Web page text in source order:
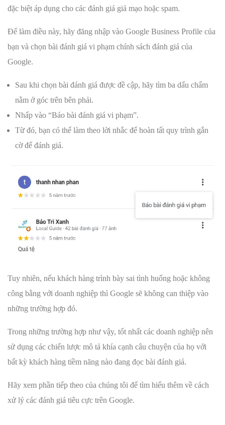
đặc biệt áp dụng cho các đánh giá giả mạo hoặc spam.
Để làm điều này, hãy đăng nhập vào Google Business Profile của
bạn và chọn bài đánh giá vi phạm chính sách đánh giá của
Google.
Sau khi chọn bài đánh giá được đề cập, hãy tìm ba dấu chấm
nằm ở góc trên bên phải.
Nhấp vào “Báo bài đánh giá vi phạm”.
Từ đó, bạn có thể làm theo lời nhắc để hoàn tất quy trình gắn
cờ để đánh giá.
Tuy nhiên, nếu khách hàng trình bày sai tình huống hoặc không
công bằng với doanh nghiệp thì Google sẽ không can thiệp vào
những trường hợp đó.
Trong những trường hợp như vậy, tốt nhất các doanh nghiệp nên
sử dụng các chiến lược mô tả khía cạnh câu chuyện của họ với
bất kỳ khách hàng tiềm năng nào đang đọc bài đánh giá.
Hãy xem phần tiếp theo của chúng tôi để tìm hiểu thêm về cách
xử lý các đánh giá tiêu cực trên Google.